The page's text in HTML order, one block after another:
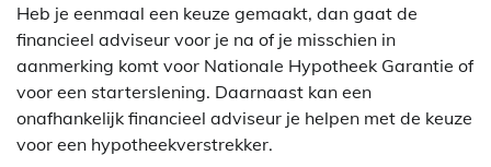
Heb je eenmaal een keuze gemaakt, dan gaat de
financieel adviseur voor je na of je misschien in
aanmerking komt voor Nationale Hypotheek Garantie of
voor een starterslening. Daarnaast kan een
onafhankelijk financieel adviseur je helpen met de keuze
voor een hypotheekverstrekker.